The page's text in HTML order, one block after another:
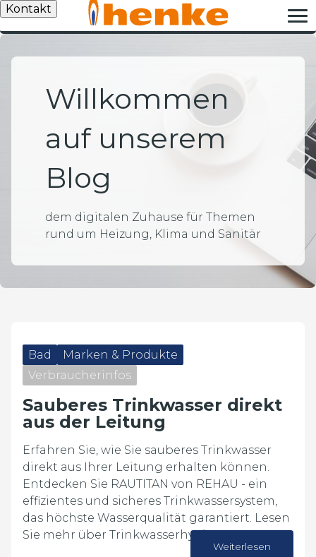
Kontakt
Willkommen
auf unserem
Blog
dem digitalen Zuhause für Themen
rund um Heizung, Klima und Sanitär
Bad
Marken & Produkte
Verbraucherinfos
Sauberes Trinkwasser direkt
aus der Leitung
Erfahren Sie, wie Sie sauberes Trinkwasser
direkt aus Ihrer Leitung erhalten können.
Entdecken Sie RAUTITAN von REHAU - ein
effizientes und sicheres Trinkwassersystem,
das höchste Wasserqualität garantiert. Lesen
Sie mehr über Trinkwasserhygiene,…
Weiterlesen